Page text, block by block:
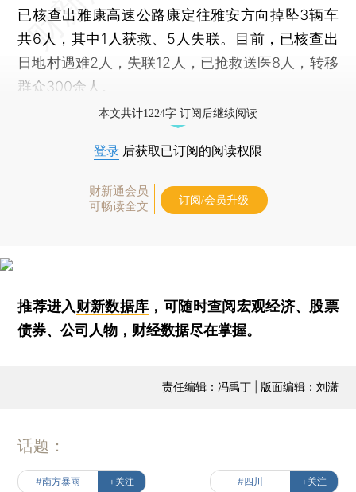
已核查出雅康高速公路康定往雅安方向掉坠3辆车
共6人，其中1人获救、5人失联。目前，已核查出
日地村遇难2人，失联12人，已抢救送医8人，转移
群众300余人。
本文共计1224字 订阅后继续阅读
登录 后获取已订阅的阅读权限
财新通会员
可畅读全文
订阅/会员升级
推荐进入财新数据库 ，可随时查阅宏观经济、股票
债券、公司人物，财经数据尽在掌握。
责任编辑：冯禹丁 | 版面编辑：刘潇
话题：
#南方暴雨 +关注 #四川 +关注